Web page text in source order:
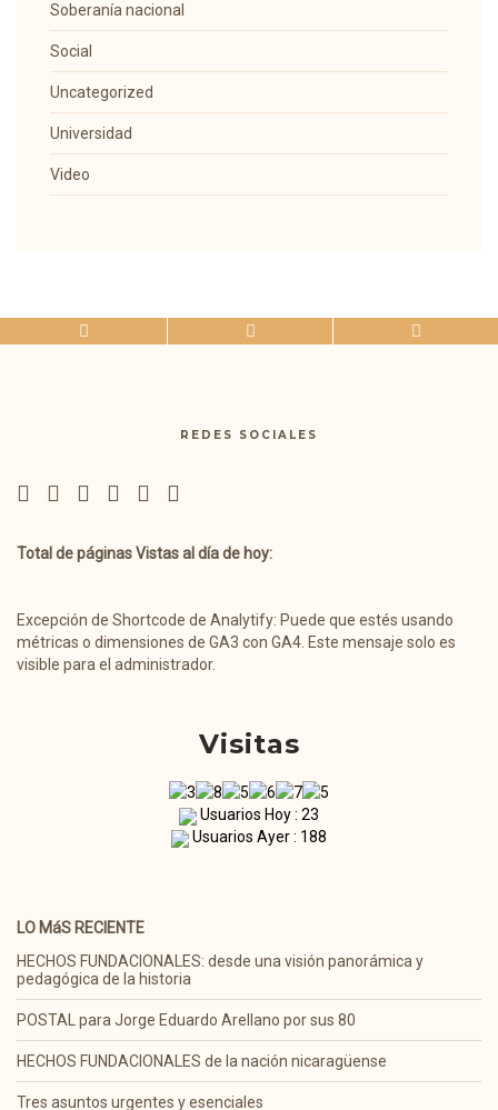
Soberanía nacional
Social
Uncategorized
Universidad
Video
REDES SOCIALES
Total de páginas Vistas al día de hoy:
Excepción de Shortcode de Analytify: Puede que estés usando
métricas o dimensiones de GA3 con GA4. Este mensaje solo es
visible para el administrador.
Visitas
Usuarios Hoy : 23
Usuarios Ayer : 188
LO MáS RECIENTE
HECHOS FUNDACIONALES: desde una visión panorámica y
pedagógica de la historia
POSTAL para Jorge Eduardo Arellano por sus 80
HECHOS FUNDACIONALES de la nación nicaragüense
Tres asuntos urgentes y esenciales